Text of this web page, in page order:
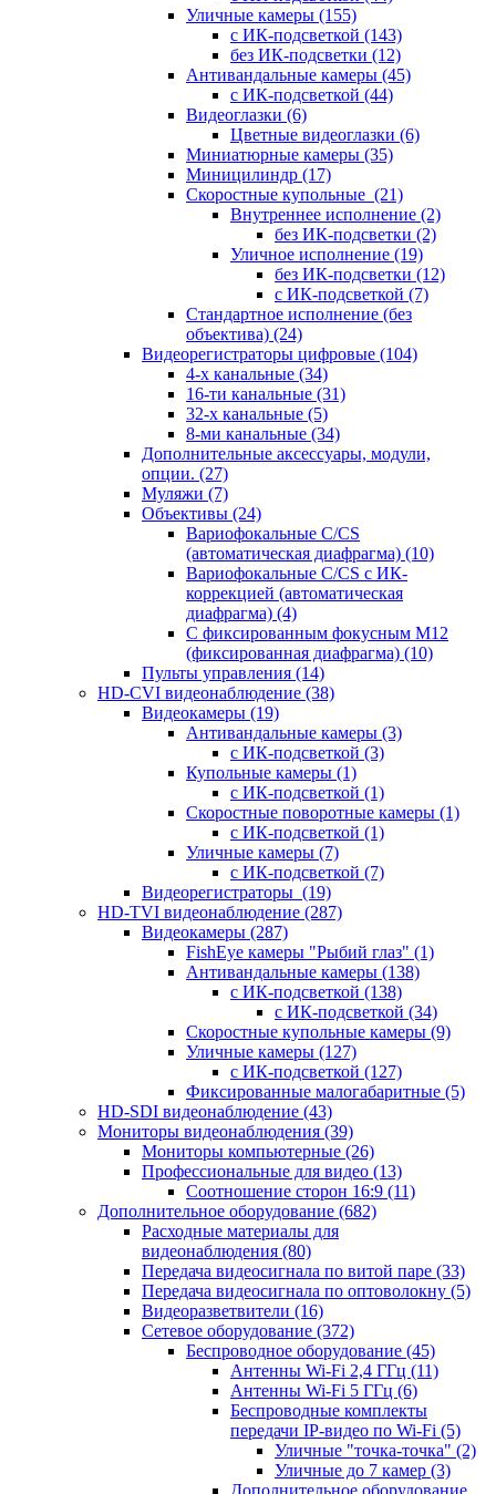
Уличные камеры (155)
с ИК-подсветкой (143)
без ИК-подсветки (12)
Антивандальные камеры (45)
с ИК-подсветкой (44)
Видеоглазки (6)
Цветные видеоглазки (6)
Миниатюрные камеры (35)
Миницилиндр (17)
Скоростные купольные (21)
Внутреннее исполнение (2)
без ИК-подсветки (2)
Уличное исполнение (19)
без ИК-подсветки (12)
с ИК-подсветкой (7)
Стандартное исполнение (без
объектива) (24)
Видеорегистраторы цифровые (104)
4-х канальные (34)
16-ти канальные (31)
32-х канальные (5)
8-ми канальные (34)
Дополнительные аксессуары, модули,
опции. (27)
Муляжи (7)
Объективы (24)
Вариофокальные C/CS
(автоматическая диафрагма) (10)
Вариофокальные C/CS с ИК-
коррекцией (автоматическая
диафрагма) (4)
С фиксированным фокусным М12
(фиксированная диафрагма) (10)
Пульты управления (14)
HD-CVI видеонаблюдение (38)
Видеокамеры (19)
Антивандальные камеры (3)
с ИК-подсветкой (3)
Купольные камеры (1)
с ИК-подсветкой (1)
Скоростные поворотные камеры (1)
с ИК-подсветкой (1)
Уличные камеры (7)
с ИК-подсветкой (7)
Видеорегистраторы (19)
HD-TVI видеонаблюдение (287)
Видеокамеры (287)
FishEye камеры "Рыбий глаз" (1)
Антивандальные камеры (138)
с ИК-подсветкой (138)
с ИК-подсветкой (34)
Скоростные купольные камеры (9)
Уличные камеры (127)
с ИК-подсветкой (127)
Фиксированные малогабаритные (5)
HD-SDI видеонаблюдение (43)
Мониторы видеонаблюдения (39)
Мониторы компьютерные (26)
Профессиональные для видео (13)
Соотношение сторон 16:9 (11)
Дополнительное оборудование (682)
Расходные материалы для
видеонаблюдения (80)
Передача видеосигнала по витой паре (33)
Передача видеосигнала по оптоволокну (5)
Видеоразветвители (16)
Сетевое оборудование (372)
Беспроводное оборудование (45)
Антенны Wi-Fi 2,4 ГГц (11)
Антенны Wi-Fi 5 ГГц (6)
Беспроводные комплекты
передачи IP-видео по Wi-Fi (5)
Уличные "точка-точка" (2)
Уличные до 7 камер (3)
Дополнительное оборудование